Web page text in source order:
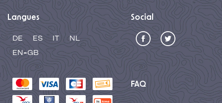
Langues
DE ES IT
NL
EN-GB
Social
FAQ